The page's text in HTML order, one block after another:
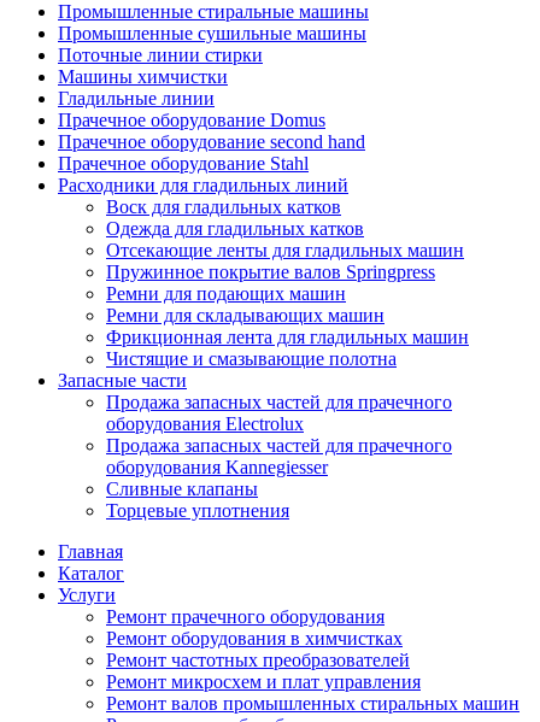
Промышленные стиральные машины
Промышленные сушильные машины
Поточные линии стирки
Машины химчистки
Гладильные линии
Прачечное оборудование Domus
Прачечное оборудование second hand
Прачечное оборудование Stahl
Расходники для гладильных линий
Воск для гладильных катков
Одежда для гладильных катков
Отсекающие ленты для гладильных машин
Пружинное покрытие валов Springpress
Ремни для подающих машин
Ремни для складывающих машин
Фрикционная лента для гладильных машин
Чистящие и смазывающие полотна
Запасные части
Продажа запасных частей для прачечного
оборудования Electrolux
Продажа запасных частей для прачечного
оборудования Kannegiesser
Сливные клапаны
Торцевые уплотнения
Главная
Каталог
Услуги
Ремонт прачечного оборудования
Ремонт оборудования в химчистках
Ремонт частотных преобразователей
Ремонт микросхем и плат управления
Ремонт валов промышленных стиральных машин